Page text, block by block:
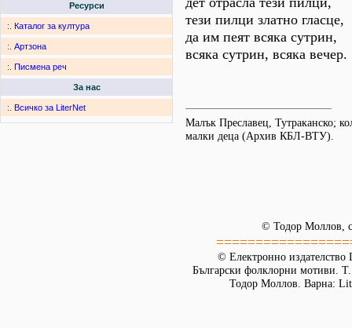
Ресурси
:. Каталог за култура
:. Артзона
:. Писмена реч
За нас
:. Всичко за LiterNet
тези пилци златно гласце,
да им пеят всяка сутрин,
всяка сутрин, всяка вечер.
Малък Преславец, Тутраканско;
малки деца (Архив КБЛ-ВТУ).
© Тодор Моллов,
© Електронно издателство
Български фолклорни мотиви.
Тодор Моллов. Варна: